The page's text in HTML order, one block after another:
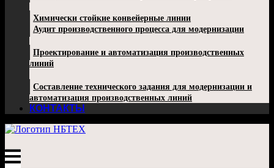
Химически стойкие конвейерные линии
Аудит производственного процесса для модернизации
Проектирование и автоматизация производственных
линий
Составление технического задания для модернизации и
автоматизация производственных линий
КОНТАКТЫ